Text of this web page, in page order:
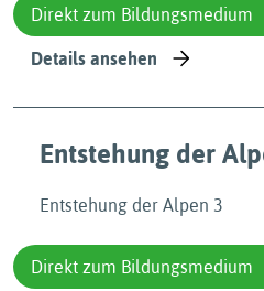
Direkt zum Bildungsmedium
Details ansehen
Entstehung der
Entstehung der Alpen 3
Direkt zum Bildungsmedium